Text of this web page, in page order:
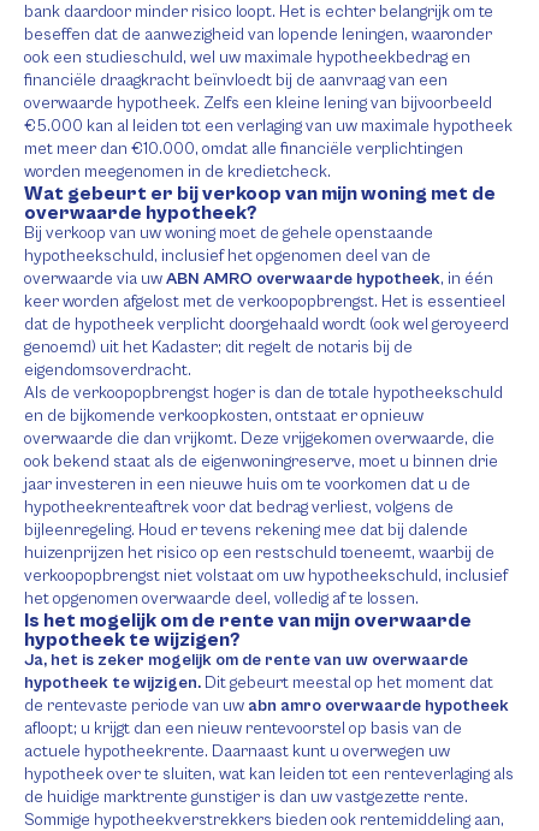
bank daardoor minder risico loopt. Het is echter belangrijk om te
beseffen dat de aanwezigheid van lopende leningen, waaronder
ook een studieschuld, wel uw maximale hypotheekbedrag en
financiële draagkracht beïnvloedt bij de aanvraag van een
overwaarde hypotheek. Zelfs een kleine lening van bijvoorbeeld
€5.000 kan al leiden tot een verlaging van uw maximale hypotheek
met meer dan €10.000, omdat alle financiële verplichtingen
worden meegenomen in de kredietcheck.
Wat gebeurt er bij verkoop van mijn woning met de
overwaarde hypotheek?
Bij verkoop van uw woning moet de gehele openstaande
hypotheekschuld, inclusief het opgenomen deel van de
overwaarde via uwABN AMRO overwaarde hypotheek, in één
keer worden afgelost met de verkoopopbrengst. Het is essentieel
dat de hypotheek verplicht doorgehaald wordt (ook wel geroyeerd
genoemd) uit het Kadaster; dit regelt de notaris bij de
eigendomsoverdracht.
Als de verkoopopbrengst hoger is dan de totale hypotheekschuld
en de bijkomende verkoopkosten, ontstaat er opnieuw
overwaarde die dan vrijkomt. Deze vrijgekomen overwaarde, die
ook bekend staat als de eigenwoningreserve, moet u binnen drie
jaar investeren in een nieuwe huis om te voorkomen dat u de
hypotheekrenteaftrek voor dat bedrag verliest, volgens de
bijleenregeling. Houd er tevens rekening mee dat bij dalende
huizenprijzen het risico op een restschuld toeneemt, waarbij de
verkoopopbrengst niet volstaat om uw hypotheekschuld, inclusief
het opgenomen overwaarde deel, volledig af te lossen.
Is het mogelijk om de rente van mijn overwaarde
hypotheek te wijzigen?
Ja, het is zeker mogelijk om de rente van uw overwaarde
hypotheek te wijzigen. Dit gebeurt meestal op het moment dat
de rentevaste periode van uw abn amro overwaarde hypotheek
afloopt; u krijgt dan een nieuw rentevoorstel op basis van de
actuele hypotheekrente. Daarnaast kunt u overwegen uw
hypotheek over te sluiten, wat kan leiden tot een renteverlaging als
de huidige marktrente gunstiger is dan uw vastgezette rente.
Sommige hypotheekverstrekkers bieden ook rentemiddeling aan,